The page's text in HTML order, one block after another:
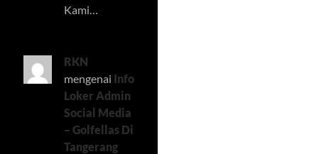
Kami…
RKN
mengenai Info
Loker Admin
Social Media
– Golfellas Di
Tangerang